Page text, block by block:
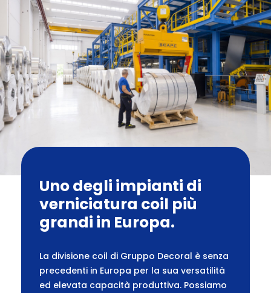
Uno degli impianti di
verniciatura coil più
grandi in Europa.
La divisione coil di Gruppo Decoral è senza
precedenti in Europa per la sua versatilità
ed elevata capacità produttiva. Possiamo